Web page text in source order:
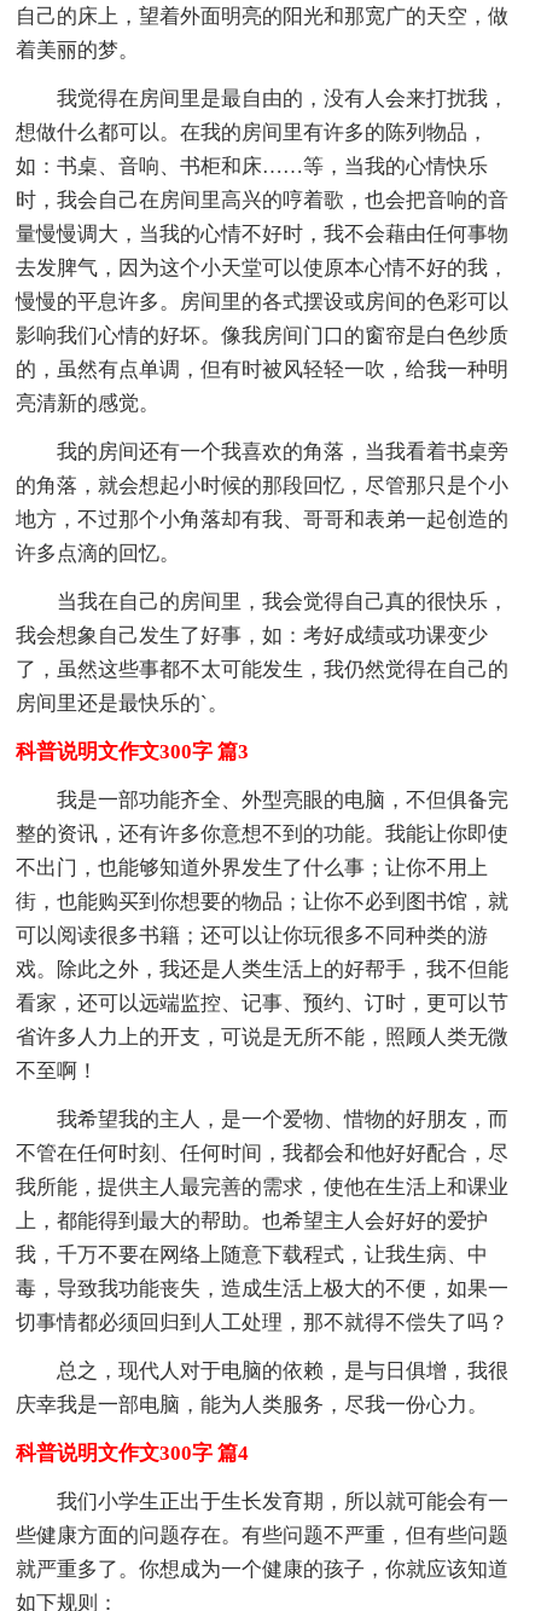
自己的床上，望着外面明亮的阳光和那宽广的天空，做
着美丽的梦。
我觉得在房间里是最自由的，没有人会来打扰我，
想做什么都可以。在我的房间里有许多的陈列物品，
如：书桌、音响、书柜和床……等，当我的心情快乐
时，我会自己在房间里高兴的哼着歌，也会把音响的音
量慢慢调大，当我的心情不好时，我不会藉由任何事物
去发脾气，因为这个小天堂可以使原本心情不好的我，
慢慢的平息许多。房间里的各式摆设或房间的色彩可以
影响我们心情的好坏。像我房间门口的窗帘是白色纱质
的，虽然有点单调，但有时被风轻轻一吹，给我一种明
亮清新的感觉。
我的房间还有一个我喜欢的角落，当我看着书桌旁
的角落，就会想起小时候的那段回忆，尽管那只是个小
地方，不过那个小角落却有我、哥哥和表弟一起创造的
许多点滴的回忆。
当我在自己的房间里，我会觉得自己真的很快乐，
我会想象自己发生了好事，如：考好成绩或功课变少
了，虽然这些事都不太可能发生，我仍然觉得在自己的
房间里还是最快乐的`。
科普说明文作文300字 篇3
我是一部功能齐全、外型亮眼的电脑，不但俱备完
整的资讯，还有许多你意想不到的功能。我能让你即使
不出门，也能够知道外界发生了什么事；让你不用上
街，也能购买到你想要的物品；让你不必到图书馆，就
可以阅读很多书籍；还可以让你玩很多不同种类的游
戏。除此之外，我还是人类生活上的好帮手，我不但能
看家，还可以远端监控、记事、预约、订时，更可以节
省许多人力上的开支，可说是无所不能，照顾人类无微
不至啊！
我希望我的主人，是一个爱物、惜物的好朋友，而
不管在任何时刻、任何时间，我都会和他好好配合，尽
我所能，提供主人最完善的需求，使他在生活上和课业
上，都能得到最大的帮助。也希望主人会好好的爱护
我，千万不要在网络上随意下载程式，让我生病、中
毒，导致我功能丧失，造成生活上极大的不便，如果一
切事情都必须回归到人工处理，那不就得不偿失了吗？
总之，现代人对于电脑的依赖，是与日俱增，我很
庆幸我是一部电脑，能为人类服务，尽我一份心力。
科普说明文作文300字 篇4
我们小学生正出于生长发育期，所以就可能会有一
些健康方面的问题存在。有些问题不严重，但有些问题
就严重多了。你想成为一个健康的孩子，你就应该知道
如下规则：